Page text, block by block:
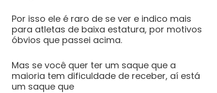
Por isso ele é raro de se ver e indico mais
para atletas de baixa estatura, por motivos
óbvios que passei acima.
Mas se você quer ter um saque que a
maioria tem dificuldade de receber, aí está
um saque que